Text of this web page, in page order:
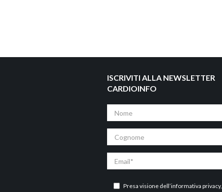
ISCRIVITI ALLA NEWSLETTER
CARDIOINFO
Presa visione dell’informativa privacy,